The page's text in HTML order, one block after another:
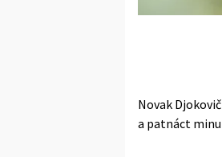
Novak
a patnáct